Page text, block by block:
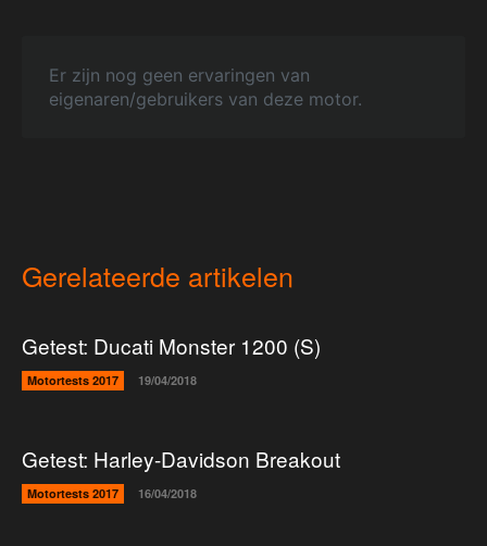
Er zijn nog geen ervaringen van
eigenaren/gebruikers van deze motor.
Gerelateerde artikelen
Getest: Ducati Monster 1200 (S)
Motortests 2017 19/04/2018
Getest: Harley-Davidson Breakout
Motortests 2017 16/04/2018